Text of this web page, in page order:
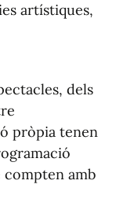
artístiques,
dels
pròpia tenen
compten amb